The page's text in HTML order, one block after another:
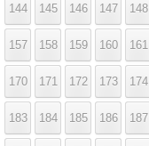
144 145 146 147 148
157 158 159 160 161
170 171 172 173 174
183 184 185 186 187